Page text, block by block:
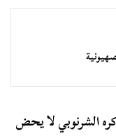
الشرنوبي لا يحض